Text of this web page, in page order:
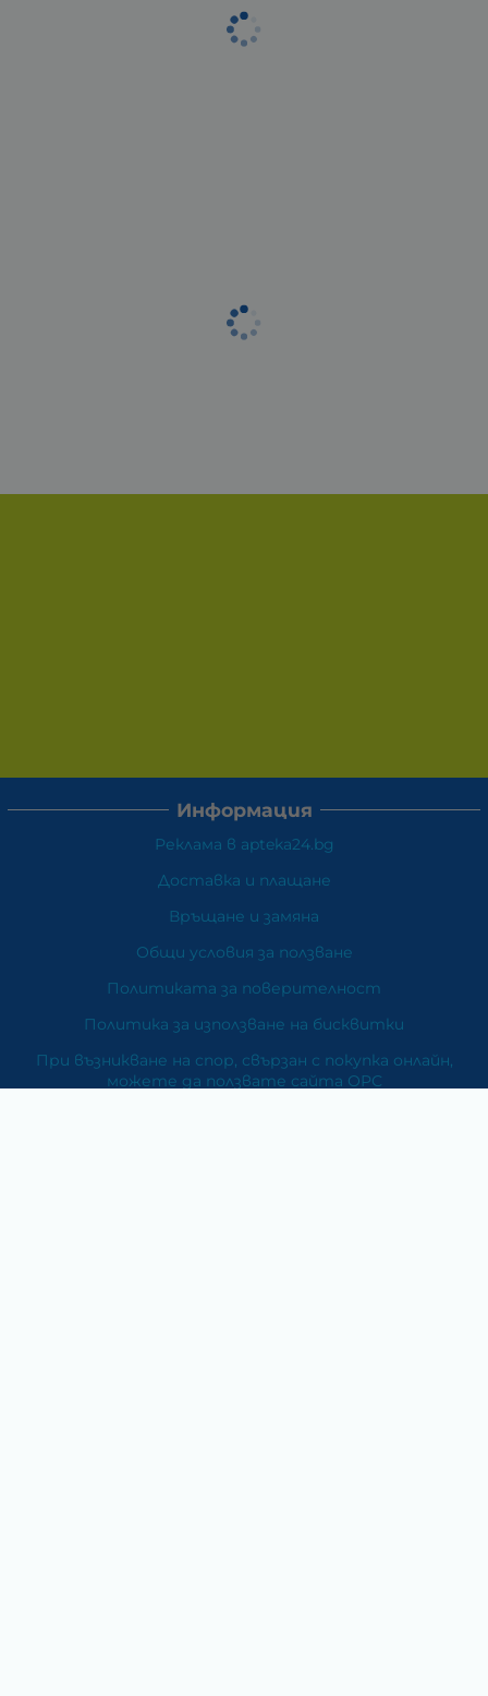
Информация
Реклама в apteka24.bg
Доставка и плащане
Връщане и замяна
Общи условия за ползване
Политиката за поверителност
Политика за използване на бисквитки
При възникване на спор, свързан с покупка онлайн,
можете да ползвате сайта ОРС